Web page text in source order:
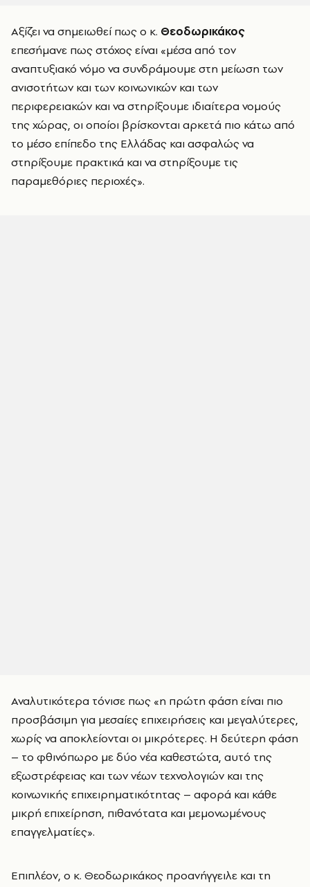
Αξίζει να σημειωθεί πως ο κ. Θεοδωρικάκος
επεσήμανε πως στόχος είναι «μέσα από τον
αναπτυξιακό νόμο να συνδράμουμε στη μείωση των
ανισοτήτων και των κοινωνικών και των
περιφερειακών και να στηρίξουμε ιδιαίτερα νομούς
της χώρας, οι οποίοι βρίσκονται αρκετά πιο κάτω από
το μέσο επίπεδο της Ελλάδας και ασφαλώς να
στηρίξουμε πρακτικά και να στηρίξουμε τις
παραμεθόριες περιοχές».
Αναλυτικότερα τόνισε πως «η πρώτη φάση είναι πιο
προσβάσιμη για μεσαίες επιχειρήσεις και μεγαλύτερες,
χωρίς να αποκλείονται οι μικρότερες. Η δεύτερη φάση
– το φθινόπωρο με δύο νέα καθεστώτα, αυτό της
εξωστρέφειας και των νέων τεχνολογιών και της
κοινωνικής επιχειρηματικότητας – αφορά και κάθε
μικρή επιχείρηση, πιθανότατα και μεμονωμένους
επαγγελματίες».
Επιπλέον, ο κ. Θεοδωρικάκος προανήγγειλε και τη